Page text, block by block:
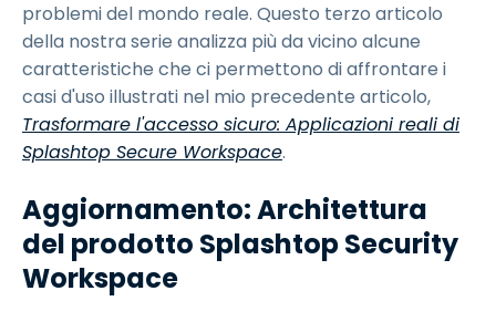
problemi del mondo reale. Questo terzo articolo
della nostra serie analizza più da vicino alcune
caratteristiche che ci permettono di affrontare i
casi d'uso illustrati nel mio precedente articolo,
Trasformare l'accesso sicuro: Applicazioni reali di
Splashtop Secure Workspace.
Aggiornamento: Architettura
del prodotto Splashtop Security
Workspace